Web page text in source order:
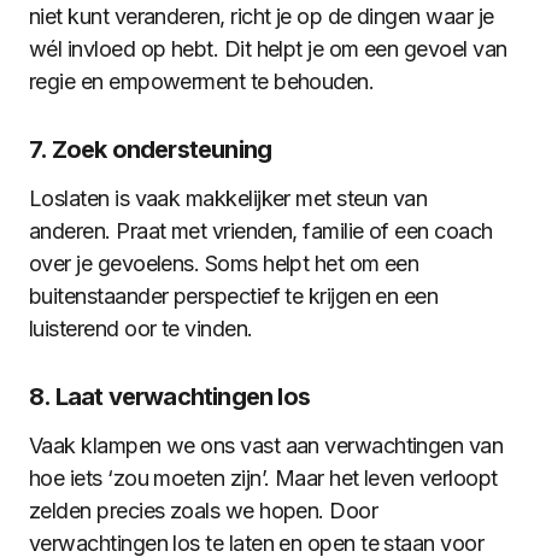
niet kunt veranderen, richt je op de dingen waar je
wél invloed op hebt. Dit helpt je om een gevoel van
regie en empowerment te behouden.
7. Zoek ondersteuning
Loslaten is vaak makkelijker met steun van
anderen. Praat met vrienden, familie of een coach
over je gevoelens. Soms helpt het om een
buitenstaander perspectief te krijgen en een
luisterend oor te vinden.
8. Laat verwachtingen los
Vaak klampen we ons vast aan verwachtingen van
hoe iets ‘zou moeten zijn’. Maar het leven verloopt
zelden precies zoals we hopen. Door
verwachtingen los te laten en open te staan voor